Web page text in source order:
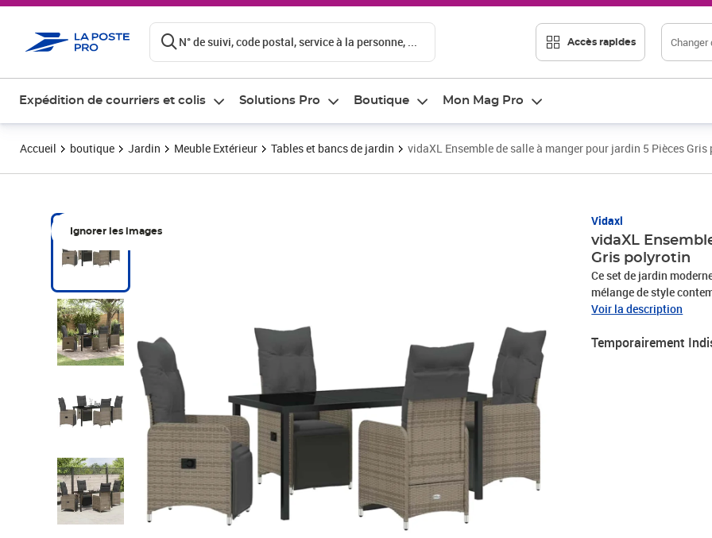
N° de suivi, code postal, service à la personne, ... Accès rapides Changer
Expédition de courriers et colis Solutions Pro Boutique Mon Mag Pro
Accueil boutique Jardin Meuble Extérieur Tables et bancs de jardin vidaXL Ensemble de salle à manger pour jardin 5 Pièces
Ignorer les images
Vidaxl
vidaXL
Gris polyrotin
Ce set de jardin
mélange de style
réglable en plusieurs
Structure en poly
résistant aux
Voir la description
Temporairement